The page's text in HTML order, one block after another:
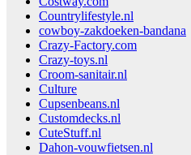
Countrylifestyle.nl
cowboy-zakdoeken-bandana
Crazy-Factory.com
Crazy-toys.nl
Croom-sanitair.nl
Culture
Cupsenbeans.nl
Customdecks.nl
CuteStuff.nl
Dahon-vouwfietsen.nl